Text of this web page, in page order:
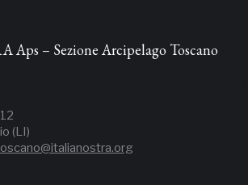
Aps – Sezione Arcipelago Toscano
(LI)